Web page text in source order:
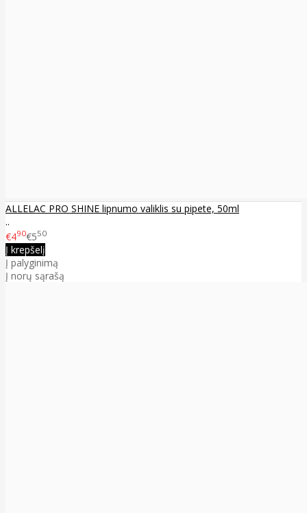
ALLELAC PRO SHINE lipnumo valiklis su pipete, 50ml
..
€490€550
Į krepšelį
Į palyginimą
Į norų sąrašą